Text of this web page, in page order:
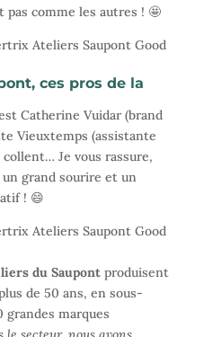
comme les autres ! 🤩
ces pros de la
Catherine Vuidar (brand
Vieuxtemps (assistante
Je vous rassure,
un grand sourire et un
! 😄
du Saupontproduisent
de 50 ans, en sous-
marques